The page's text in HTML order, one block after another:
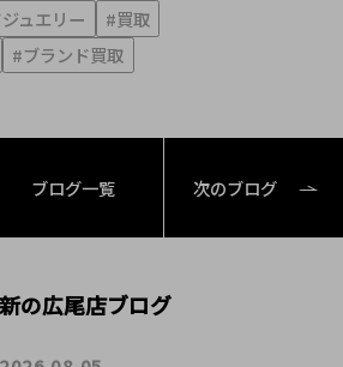
ュエリー
#買取
#ブランド買取
ブログ一覧 次のブログ
の広尾店ブログ